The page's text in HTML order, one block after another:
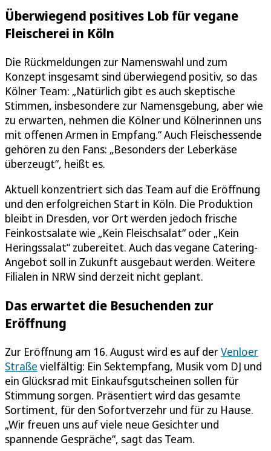
Überwiegend positives Lob für vegane
Fleischerei in Köln
Die Rückmeldungen zur Namenswahl und zum
Konzept insgesamt sind überwiegend positiv, so das
Kölner Team: „Natürlich gibt es auch skeptische
Stimmen, insbesondere zur Namensgebung, aber wie
zu erwarten, nehmen die Kölner und Kölnerinnen uns
mit offenen Armen in Empfang.“ Auch Fleischessende
gehören zu den Fans: „Besonders der Leberkäse
überzeugt“, heißt es.
Aktuell konzentriert sich das Team auf die Eröffnung
und den erfolgreichen Start in Köln. Die Produktion
bleibt in Dresden, vor Ort werden jedoch frische
Feinkostsalate wie „Kein Fleischsalat“ oder „Kein
Heringssalat“ zubereitet. Auch das vegane Catering-
Angebot soll in Zukunft ausgebaut werden. Weitere
Filialen in NRW sind derzeit nicht geplant.
Das erwartet die Besuchenden zur
Eröffnung
Zur Eröffnung am 16. August wird es auf derVenloer
Straße vielfältig: Ein Sektempfang, Musik vom DJ und
ein Glücksrad mit Einkaufsgutscheinen sollen für
Stimmung sorgen. Präsentiert wird das gesamte
Sortiment, für den Sofortverzehr und für zu Hause.
„Wir freuen uns auf viele neue Gesichter und
spannende Gespräche“, sagt das Team.